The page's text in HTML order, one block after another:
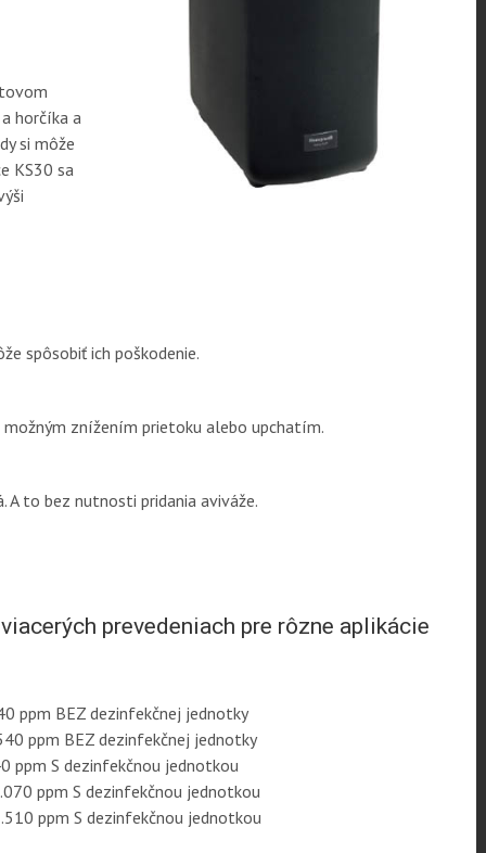
horčíka a
si môže
KS30 sa
spôsobiť ich poškodenie.
znížením prietoku alebo upchatím.
A to bez nutnosti pridania aviváže.
prevedeniach pre rôzne aplikácie
ppm BEZ dezinfekčnej jednotky
ppm BEZ dezinfekčnej jednotky
ppm S dezinfekčnou jednotkou
ppm S dezinfekčnou jednotkou
ppm S dezinfekčnou jednotkou